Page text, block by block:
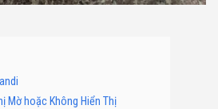
Mờ hoặc Không Hiển Thị